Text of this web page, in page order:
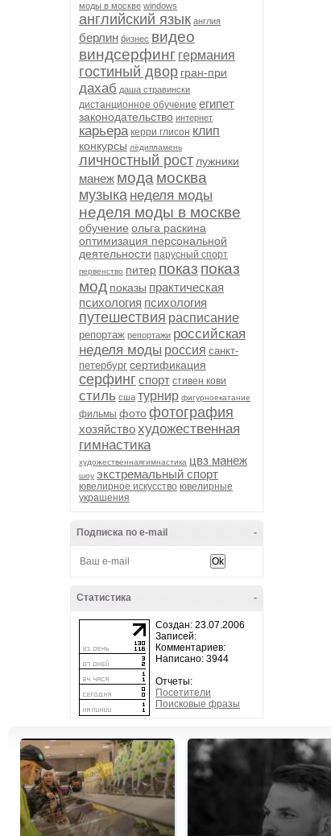
моды в москве windows
английский язык англия
берлин бизнес видео
виндсерфинг германия
гостиный двор гран-при
дахаб даша стравински
дистанционное обучение египет
законодательство интернет
карьера керри глисон клип
конкурсы лёдипламень
личностный рост лужники
манеж мода москва
музыка неделя моды
неделя моды в москве
обучение ольга раскина
оптимизация персональной
деятельности парусный спорт
первенство питер показ показ
мод показы практическая
психология психология
путешествия расписание
репортаж репортажи российская
неделя моды россия санкт-
петербург сертификация
серфинг спорт стивен кови
стиль сша турнир фигурноекатание
фильмы фотофотография
хозяйствохудожественная
гимнастика
художественнаягимнастика цвз манеж
шоу экстремальный спорт
ювелирное искусство ювелирные
украшения
-
Подписка по e-mail
-
Статистика
Создан: 23.07.2006
Записей:
Комментариев:
Написано: 3944
Отчеты:
Посетители
Поисковые фразы